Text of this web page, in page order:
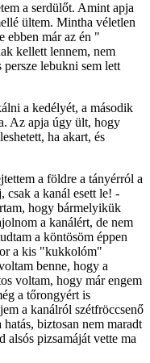
a serdülőt. Amint apja
ültem. Mintha véletlen
ebben már az én "
kellett lennem, nem
lebukni sem lett
a kedélyét, a második
Az apja úgy ült, hogy
ha akart, és
a földre a tányérról a
csak a kanál esett le! -
hogy bármelyikük
a kanálért, de nem
a köntösöm éppen
a kis "kukkolóm"
benne, hogy a
voltam, hogy már engem
a tőrongyért is
a kanálról szétfröccsenő
biztosan nem maradt
alsós pizsamáját vette ma